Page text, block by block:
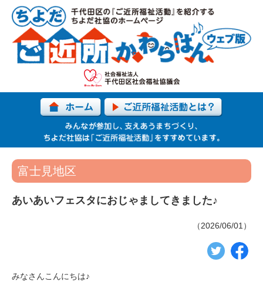
富士見地区
あいあいフェスタにおじゃましてきました♪
（2026/06/01）
みなさんこんにちは♪